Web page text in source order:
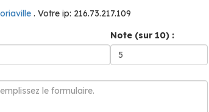
. Votre ip: 216.73.217.109
Note (sur 10) :